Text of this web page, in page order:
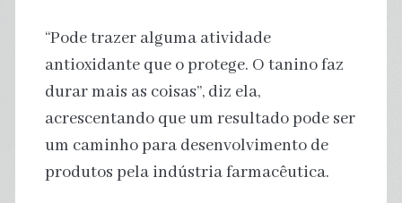
“Pode trazer alguma atividade
antioxidante que o protege. O tanino faz
durar mais as coisas”, diz ela,
acrescentando que um resultado pode ser
um caminho para desenvolvimento de
produtos pela indústria farmacêutica.